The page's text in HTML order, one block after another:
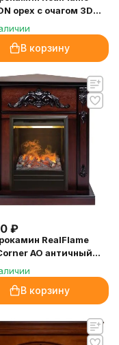
орех с очагом 3D
В корзину
₽
RealFlame
AO античный
3D Olympic
В корзину